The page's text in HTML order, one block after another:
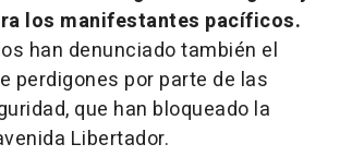
los manifestantes pacíficos.
han denunciado también el
perdigones por parte de las
que han bloqueado la
Libertador.